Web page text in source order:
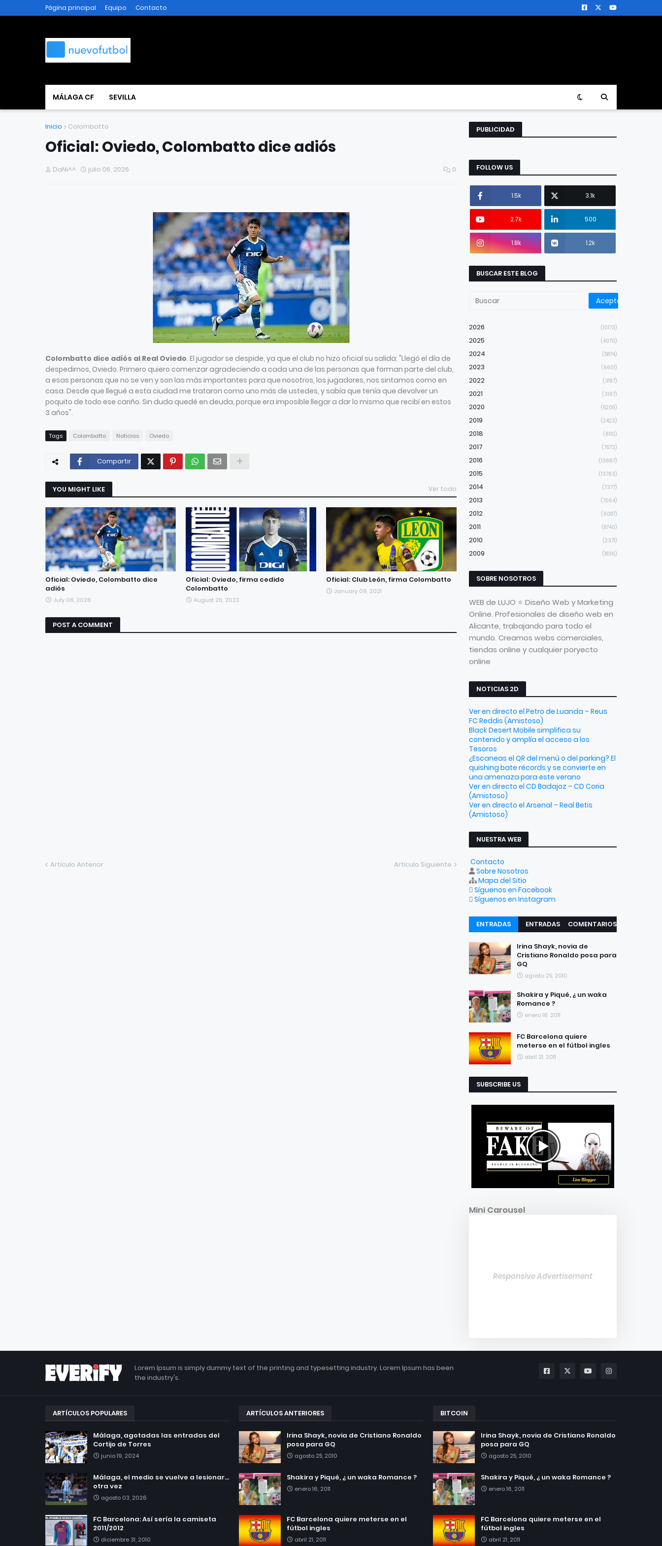
Página principal Equipo Contacto
MÁLAGA CF SEVILLA
Inicio Colombatto
Oficial: Oviedo, Colombatto dice adiós
DaNi^^ julio 06, 2026 0
Colombatto dice adiós al Real Oviedo. El jugador se despide, ya que el club no hizo oficial su salida: "Llegó el día de
despedirnos, Oviedo. Primero quiero comenzar agradeciendo a cada una de las personas que forman parte del club,
a esas personas que no se ven y son las más importantes para que nosotros, los jugadores, nos sintamos como en
casa. Desde que llegué a esta ciudad me trataron como uno más de ustedes, y sabía que tenía que devolver un
poquito de todo ese cariño. Sin duda quedé en deuda, porque era imposible llegar a dar lo mismo que recibí en estos
3 años".
Tags Colombatto Noticias Oviedo
Compartir
YOU MIGHT LIKE Ver todo
Oficial: Oviedo, Colombatto dice
adiós
July 06, 2026
Oficial: Oviedo, firma cedido
Colombatto
August 26, 2023
Oficial: Club León, firma Colombatto
January 09, 2021
POST A COMMENT
Artículo Anterior Artículo Siguiente
PUBLICIDAD
FOLLOW US
1.5k 3.1k
2.7k 500
1.8k 1.2k
BUSCAR ESTE BLOG
2026 (10173)
2025 (4070)
2024 (5874)
2023 (6601)
2022 (3197)
2021 (3167)
2020 (5209)
2019 (2423)
2018 (6110)
2017 (7573)
2016 (13667)
2015 (13763)
2014 (7377)
2013 (7064)
2012 (6087)
2011 (8740)
2010 (2371)
2009 (1836)
SOBRE NOSOTROS
WEB de LUJO ⭐ Diseño Web y Marketing
Online. Profesionales de diseño web en
Alicante, trabajando para todo el
mundo. Creamos webs comerciales,
tiendas online y cualquier poryecto
online
NOTICIAS 2D
Ver en directo el Petro de Luanda – Reus
FC Reddis (Amistoso)
Black Desert Mobile simplifica su
contenido y amplía el acceso a los
Tesoros
¿Escaneas el QR del menú o del parking? El
quishing bate récords y se convierte en
una amenaza para este verano
Ver en directo el CD Badajoz – CD Coria
(Amistoso)
Ver en directo el Arsenal – Real Betis
(Amistoso)
NUESTRA WEB
Contacto
Sobre Nosotros
Mapa del Sitio
Síguenos en Facebook
Síguenos en Instagram
ENTRADAS
RECIENTES
ENTRADAS
COMENTARIOS
Irina Shayk, novia de
Cristiano Ronaldo posa para
GQ
agosto 25, 2010
Shakira y Piqué, ¿ un waka
Romance ?
enero 16, 2011
FC Barcelona quiere
meterse en el fútbol ingles
abril 21, 2011
SUBSCRIBE US
Mini Carousel
Responsive Advertisement
Lorem Ipsum is simply dummy text of the printing and typesetting industry. Lorem Ipsum has been
the industry's.
ARTÍCULOS POPULARES
Málaga, agotadas las entradas del
Cortijo de Torres
junio 19, 2024
Málaga, el medio se vuelve a lesionar...
otra vez
agosto 03, 2026
FC Barcelona: Así sería la camiseta
2011/2012
diciembre 31, 2010
ARTÍCULOS ANTERIORES
Irina Shayk, novia de Cristiano Ronaldo
posa para GQ
agosto 25, 2010
Shakira y Piqué, ¿ un waka Romance ?
enero 16, 2011
FC Barcelona quiere meterse en el
fútbol ingles
abril 21, 2011
BITCOIN
Irina Shayk, novia de Cristiano Ronaldo
posa para GQ
agosto 25, 2010
Shakira y Piqué, ¿ un waka Romance ?
enero 16, 2011
FC Barcelona quiere meterse en el
fútbol ingles
abril 21, 2011